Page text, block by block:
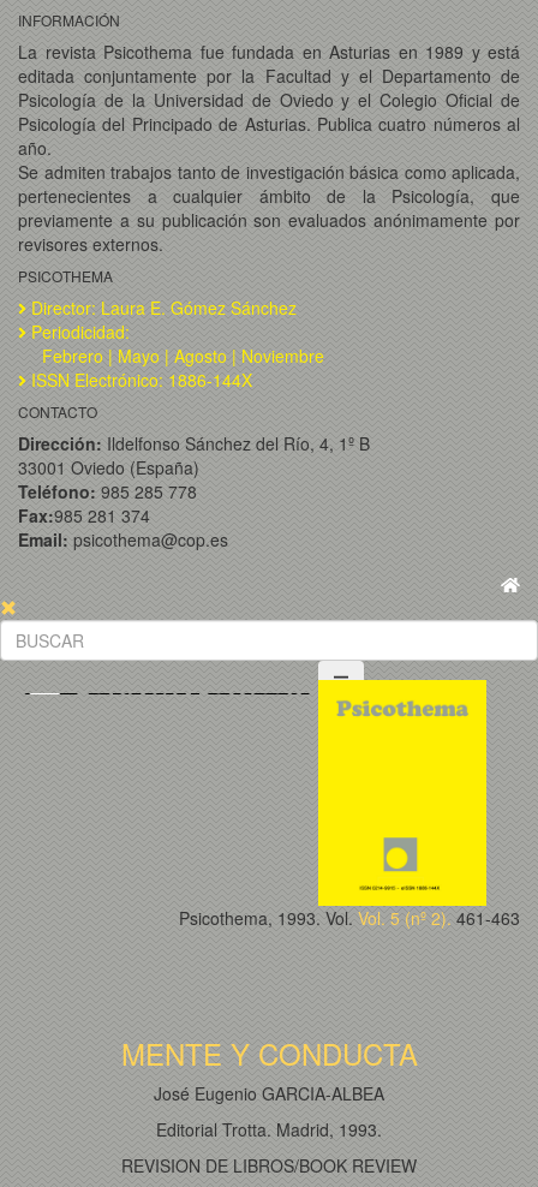
INFORMACIÓN
La revista Psicothema fue fundada en Asturias en 1989 y está
editada conjuntamente por la Facultad y el Departamento de
Psicología de la Universidad de Oviedo y el Colegio Oficial de
Psicología del Principado de Asturias. Publica cuatro números al
año.
Se admiten trabajos tanto de investigación básica como aplicada,
pertenecientes a cualquier ámbito de la Psicología, que
previamente a su publicación son evaluados anónimamente por
revisores externos.
PSICOTHEMA
Director: Laura E. Gómez Sánchez
Periodicidad:
Febrero | Mayo | Agosto | Noviembre
ISSN Electrónico: 1886-144X
CONTACTO
Dirección: Ildelfonso Sánchez del Río, 4, 1º B
33001 Oviedo (España)
Teléfono: 985 285 778
Fax:985 281 374
Email: psicothema@cop.es
Psicothema, 1993. Vol. Vol. 5 (nº 2). 461-463
MENTE Y CONDUCTA
José Eugenio GARCIA-ALBEA
Editorial Trotta. Madrid, 1993.
REVISION DE LIBROS/BOOK REVIEW